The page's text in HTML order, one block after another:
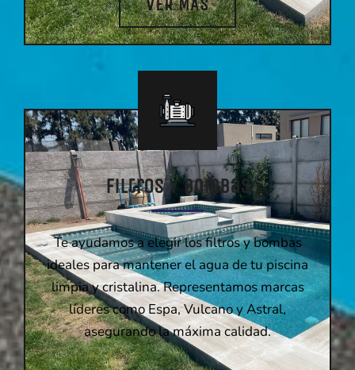
VER MÁS
Filtros Y Bombas
Te ayudamos a elegir los filtros y bombas
ideales para mantener el agua de tu piscina
limpia y cristalina. Representamos marcas
líderes como Espa, Vulcano y Astral,
asegurando la máxima calidad.